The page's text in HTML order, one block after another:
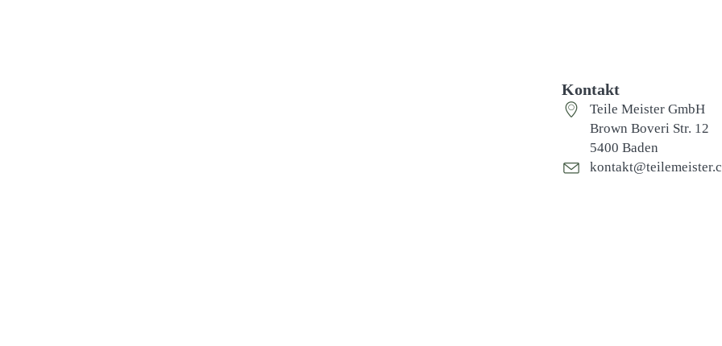
Kontakt
Teile Meister GmbH
Brown Boveri Str. 12
5400 Baden